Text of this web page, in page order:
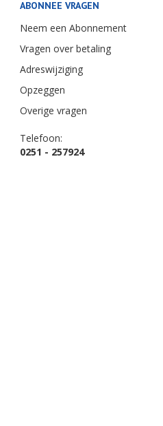
ABONNEE VRAGEN
Neem een Abonnement
Vragen over betaling
Adreswijziging
Opzeggen
Overige vragen
Telefoon:
0251 - 257924